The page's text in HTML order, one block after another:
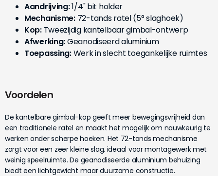
Aandrijving:1/4" bit holder
Mechanisme:72-tands ratel (5° slaghoek)
Kop:Tweezijdig kantelbaar gimbal-ontwerp
Afwerking:Geanodiseerd aluminium
Toepassing:Werk in slecht toegankelijke ruimtes
Voordelen
De kantelbare gimbal-kop geeft meer bewegingsvrijheid dan
een traditionele ratel en maakt het mogelijk om nauwkeurig te
werken onder scherpe hoeken. Het 72-tands mechanisme
zorgt voor een zeer kleine slag, ideaal voor montagewerk met
weinig speelruimte. De geanodiseerde aluminium behuizing
biedt een lichtgewicht maar duurzame constructie.